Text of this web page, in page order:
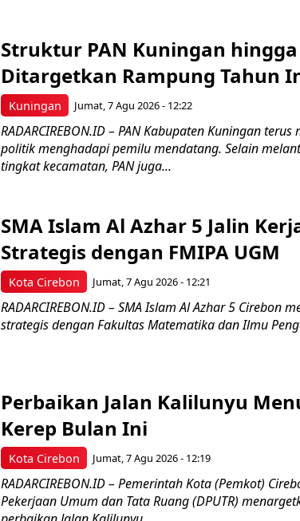
Kuningan
Struktur PAN Kuningan
Ditargetkan Rampung Tahun
Jumat, 7 Agu 2026 - 12:22
RADARCIREBON.ID – PAN Kabupaten Kuningan
politik menghadapi pemilu mendatang. Selain
tingkat kecamatan, PAN juga...
Kota Cirebon
SMA Islam Al Azhar 5 Jalin
Strategis dengan FMIPA UGM
Jumat, 7 Agu 2026 - 12:21
RADARCIREBON.ID – SMA Islam Al Azhar 5 Cirebon
strategis dengan Fakultas Matematika dan Ilmu
Kota Cirebon
Perbaikan Jalan Kalilunyu
Kerep Bulan Ini
Jumat, 7 Agu 2026 - 12:19
RADARCIREBON.ID – Pemerintah Kota (Pemkot)
Pekerjaan Umum dan Tata Ruang (DPUTR)